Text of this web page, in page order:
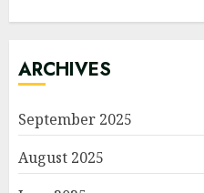
ARCHIVES
September 2025
August 2025